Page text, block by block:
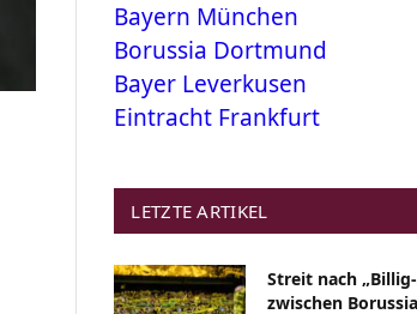
Bayern München
Borussia Dortmund
Bayer Leverkusen
Eintracht Frankfurt
LETZTE ARTIKEL
Streit nach
zwischen Borussia